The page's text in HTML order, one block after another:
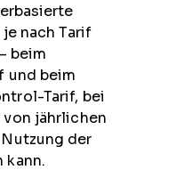
nach Tarif
beim
und beim
Tarif, bei
jährlichen
der
kann.